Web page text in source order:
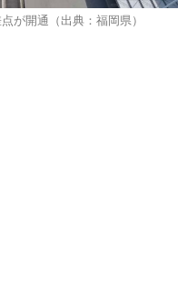
が開通（出典：福岡県）